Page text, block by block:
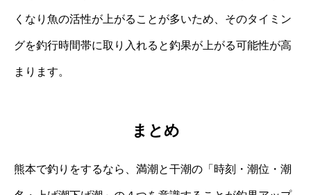
くなり魚の活性が上がることが多いため、そのタイミン
グを釣行時間帯に取り入れると釣果が上がる可能性が高
まります。
まとめ
熊本で釣りをするなら、満潮と干潮の「時刻・潮位・潮